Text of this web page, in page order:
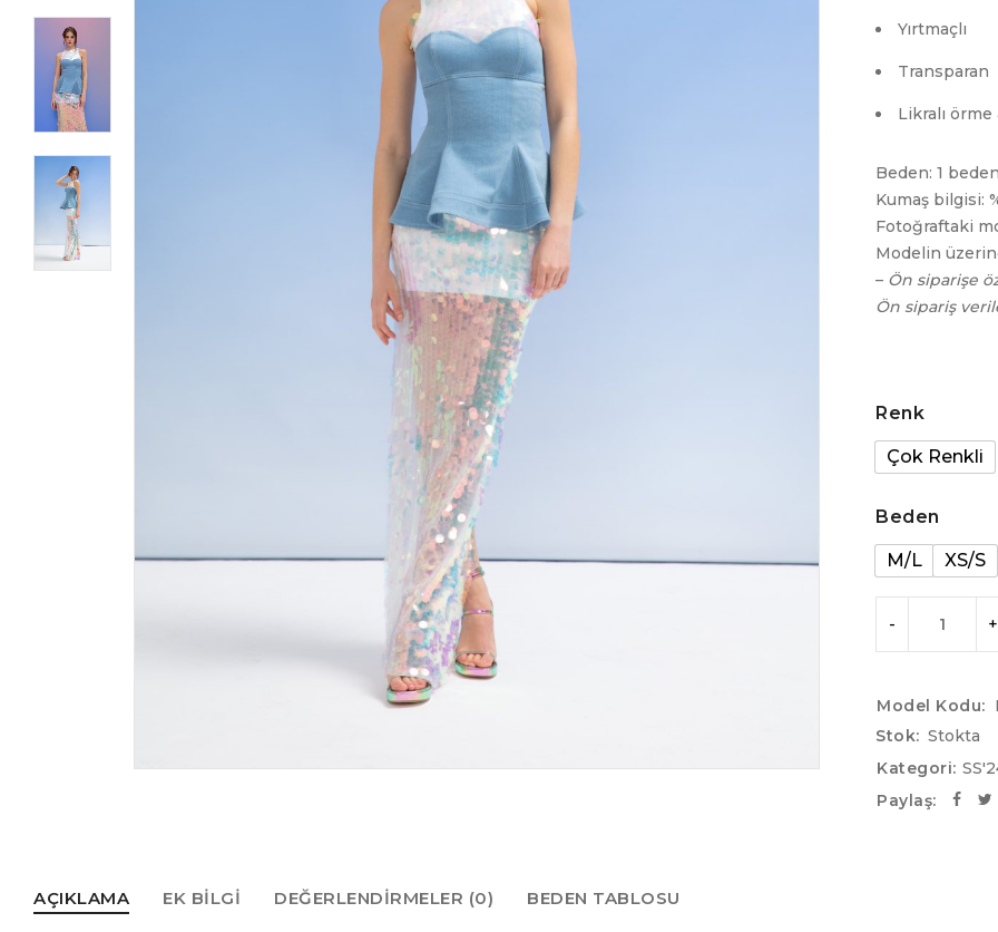
Yırtmaçlı
Transparan
Likralı
Beden: 1
Kumaş bilgisi:
Fotoğraftaki
Modelin
– Ön siparişe
Ön sipariş
Renk
Çok Renkli
Beden
M/L XS/S
Model Kodu:
Stok: Stokta
Kategori:
Paylaş:
AÇIKLAMA EK BILGI DEĞERLENDIRMELER (0) BEDEN TABLOSU